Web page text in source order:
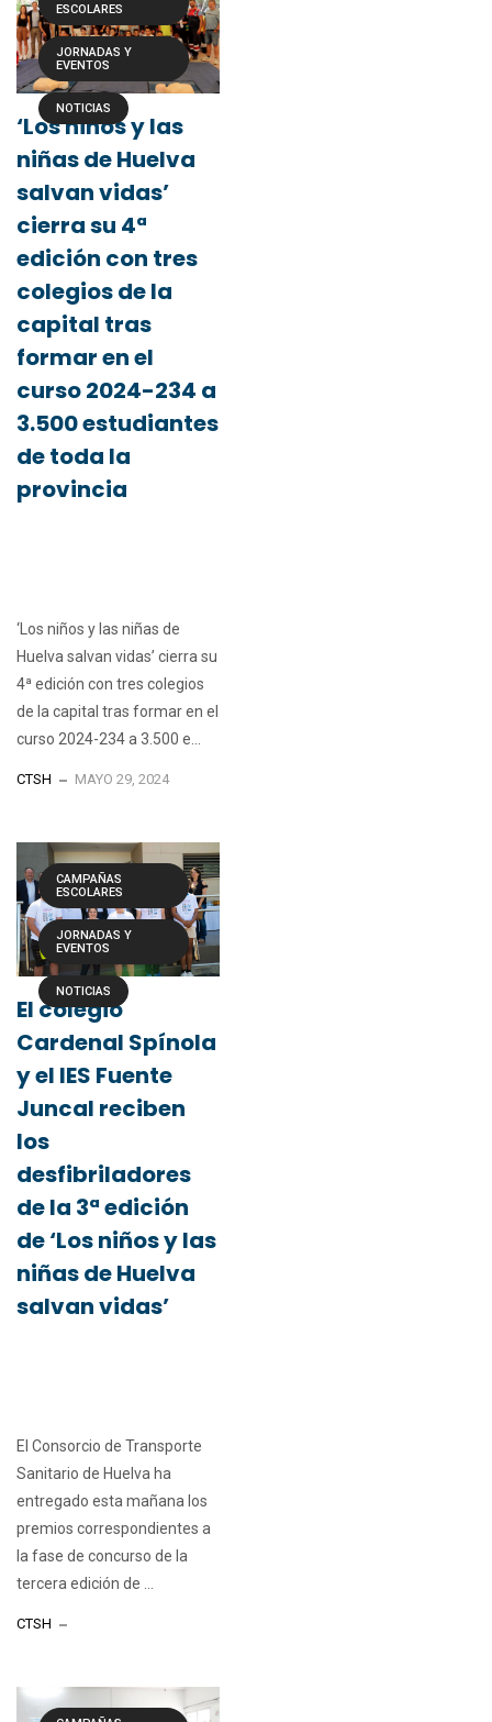
ESCOLARES
JORNADAS Y
EVENTOS
NOTICIAS
‘Los niños y las
niñas de Huelva
salvan vidas’
cierra su 4ª
edición con tres
colegios de la
capital tras
formar en el
curso 2024-234 a
3.500 estudiantes
de toda la
provincia
‘Los niños y las niñas de
Huelva salvan vidas’ cierra su
4ª edición con tres colegios
de la capital tras formar en el
curso 2024-234 a 3.500 e...
CTSH MAYO 29, 2024
CAMPAÑAS
ESCOLARES
JORNADAS Y
EVENTOS
NOTICIAS
El colegio
Cardenal Spínola
y el IES Fuente
Juncal reciben
los
desfibriladores
de la 3ª edición
de ‘Los niños y las
niñas de Huelva
salvan vidas’
El Consorcio de Transporte
Sanitario de Huelva ha
entregado esta mañana los
premios correspondientes a
la fase de concurso de la
tercera edición de ...
CTSH